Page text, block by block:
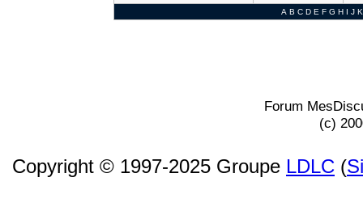
A B C D E F G H I J K
Forum
(c)
Copyright © 1997-2025 Groupe LDLC (